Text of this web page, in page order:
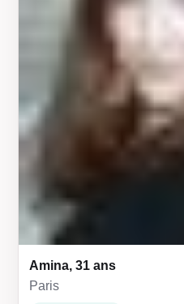
Amina, 31 ans
Paris